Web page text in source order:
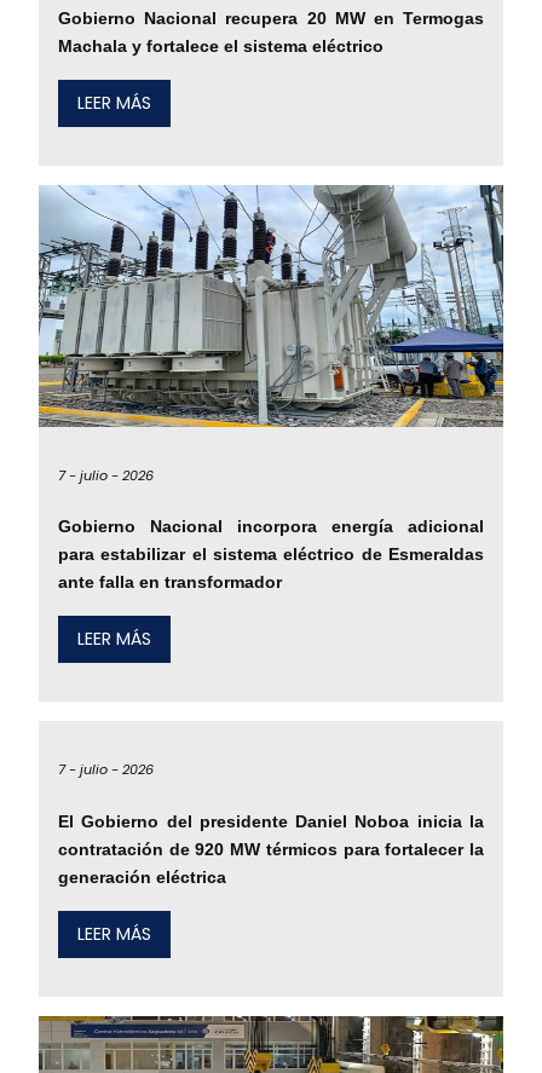
Gobierno Nacional recupera 20 MW en Termogas
Machala y fortalece el sistema eléctrico
LEER MÁS
7 -julio -2026
Gobierno Nacional incorpora energía adicional
para estabilizar el sistema eléctrico de Esmeraldas
ante falla en transformador
LEER MÁS
7 -julio -2026
El Gobierno del presidente Daniel Noboa inicia la
contratación de 920 MW térmicos para fortalecer la
generación eléctrica
LEER MÁS